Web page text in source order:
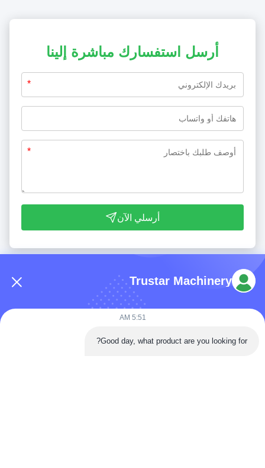
أرسل استفسارك مباشرة إلينا
*
*
أرسلي الآن
هاتف: 86-180-5882-0351
Trustar Machinery
5:51 AM
Good day, what product are you looking for?